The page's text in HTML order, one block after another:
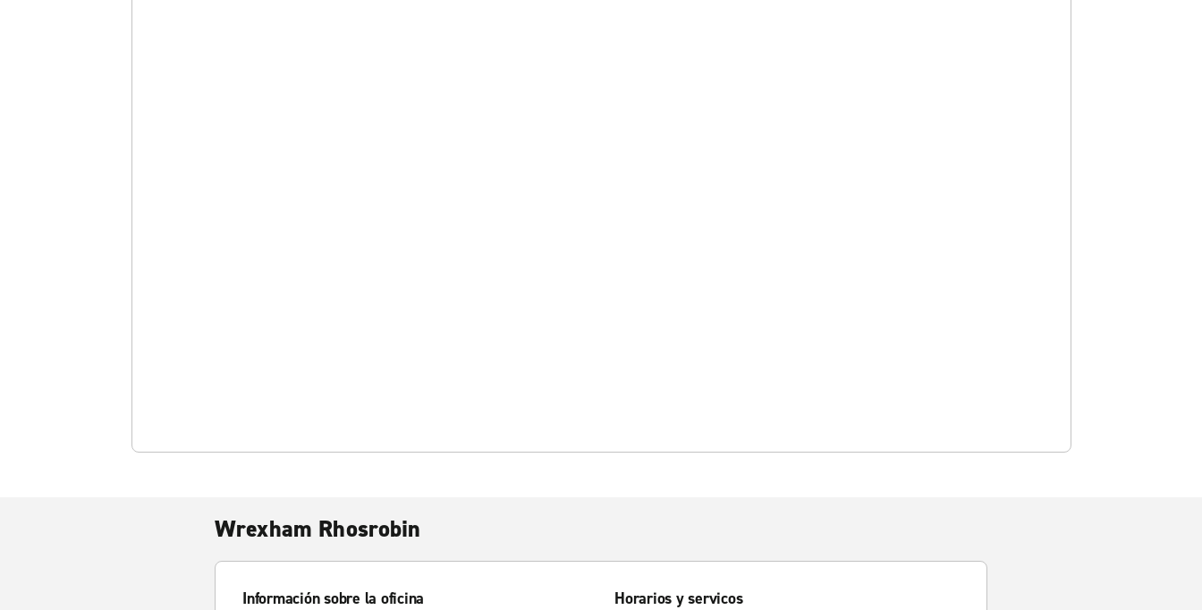
Wrexham Rhosrobin
Información sobre la oficina Horarios y servicos